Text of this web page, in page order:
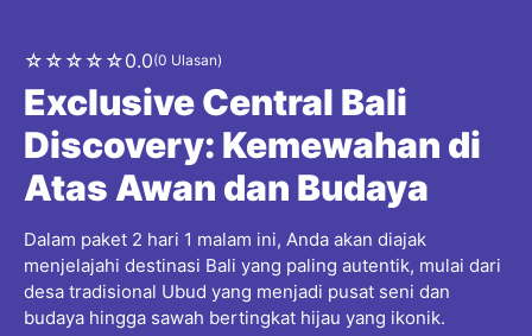
☆ ☆ ☆ ☆ ☆0.0(0 Ulasan)
Exclusive Central Bali
Discovery: Kemewahan di
Atas Awan dan Budaya
Dalam paket 2 hari 1 malam ini, Anda akan diajak
menjelajahi destinasi Bali yang paling autentik, mulai dari
desa tradisional Ubud yang menjadi pusat seni dan
budaya hingga sawah bertingkat hijau yang ikonik.